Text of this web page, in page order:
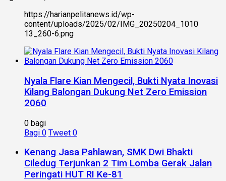
https://harianpelitanews.id/wp-
content/uploads/2025/02/IMG_20250204_1010
13_260-6.png
Nyala Flare Kian Mengecil, Bukti Nyata Inovasi
Kilang Balongan Dukung Net Zero Emission
2060
0 bagi
Bagi 0 Tweet 0
Kenang Jasa Pahlawan, SMK Dwi Bhakti
Ciledug Terjunkan 2 Tim Lomba Gerak Jalan
Peringati HUT RI Ke-81